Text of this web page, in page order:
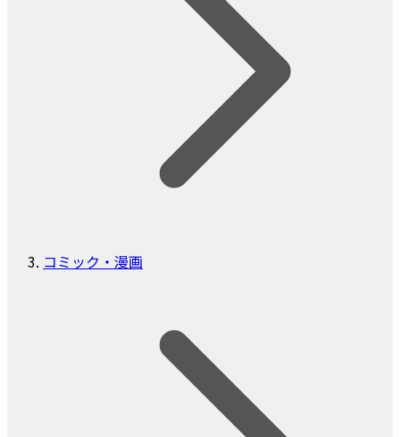
コミック・漫画